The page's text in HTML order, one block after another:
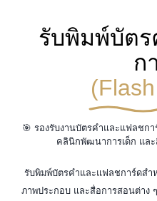
รับพิมพ์บัต
ก
🎯 รองรับงานบัตรคำและแฟลชก
คลินิกพัฒนาการเด็ก และ
รับพิมพ์บัตรคำและแฟลชการ์ดสำ
ภาพประกอบ และสื่อการสอนต่าง